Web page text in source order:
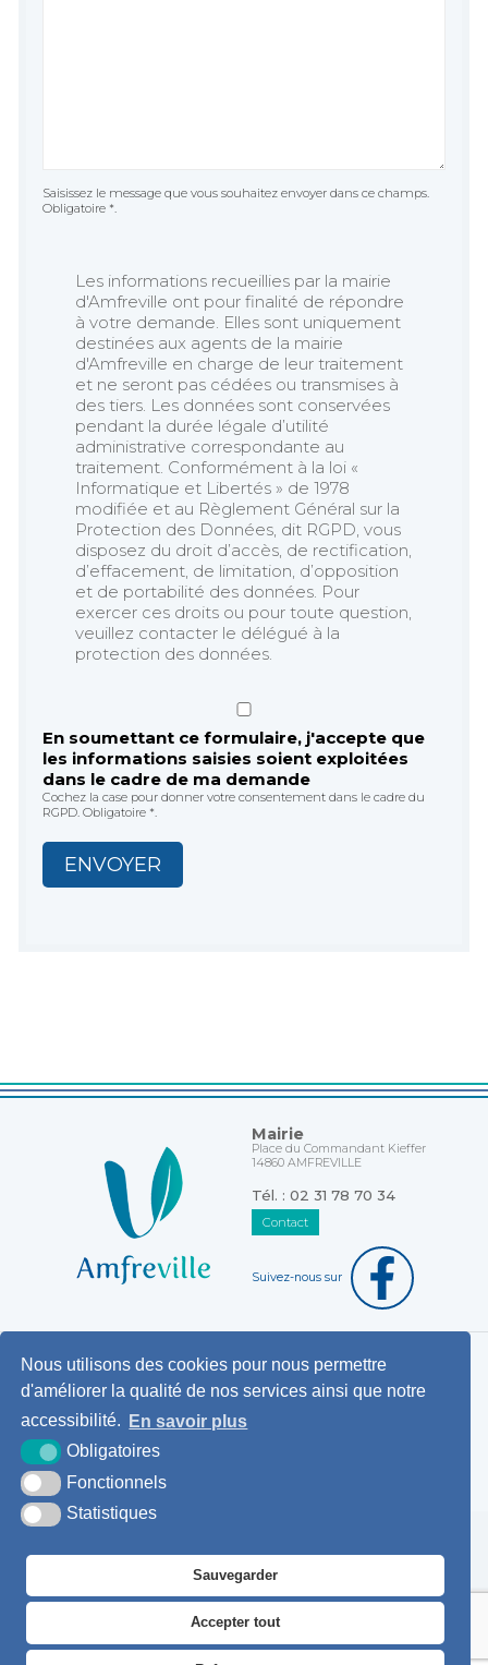
Nous utilisons des cookies pour nous permettre
d'améliorer la qualité de nos services ainsi que notre
accessibilité.
En savoir plus
Obligatoires
Fonctionnels
Statistiques
Sauvegarder
Accepter tout
Saisissez le message que vous souhaitez envoyer dans ce champs.
Obligatoire *.
Les informations recueillies par la mairie
d'Amfreville ont pour finalité de répondre
à votre demande. Elles sont uniquement
destinées aux agents de la mairie
d'Amfreville en charge de leur traitement
et ne seront pas cédées ou transmises à
des tiers. Les données sont conservées
pendant la durée légale d’utilité
administrative correspondante au
traitement. Conformément à la loi «
Informatique et Libertés » de 1978
modifiée et au Règlement Général sur la
Protection des Données, dit RGPD, vous
disposez du droit d’accès, de rectification,
d’effacement, de limitation, d’opposition
et de portabilité des données. Pour
exercer ces droits ou pour toute question,
veuillez contacter le délégué à la
protection des données.
En soumettant ce formulaire, j'accepte que
les informations saisies soient exploitées
dans le cadre de ma demande
Cochez la case pour donner votre consentement dans le cadre du
RGPD. Obligatoire *.
Mairie
Place du Commandant Kieffer
14860 AMFREVILLE
Tél. : 02 31 78 70 34
Contact
Suivez-nous sur
Horaires d'ouverture au public
Pemanences des élus
Démarches administratives
Agence postale communale
site
légales